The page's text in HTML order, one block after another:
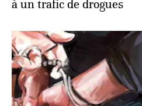
à un trafic de drogues